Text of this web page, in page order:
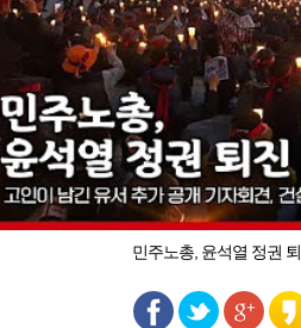
민주노총, 윤석열 정권